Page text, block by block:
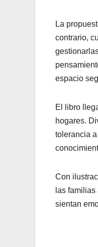
La
contrario,
espacio
El libro
hogares.
tolerancia
Con
las
sientan